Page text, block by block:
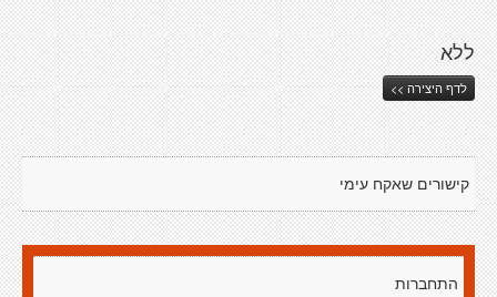
ללא
לדף היצירה >>
קישורים שאקח עימי
התחברות